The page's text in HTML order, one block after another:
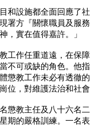
設施都全面回應了社
署方『關懷職員及服
，實在值得嘉許。」
作任重道遠，在保障
不可或缺的角色。他
懲教工作未必有透徹
位，對維護法治和社
教主任及八十六名二
期的嚴格訓練。一名